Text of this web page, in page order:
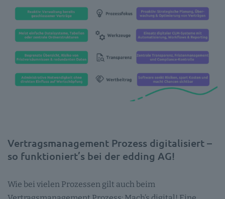
Vertragsmanagement Prozess digitalisiert –
so funktioniert’s bei der edding AG!
Wie bei vielen Prozessen gilt auch beim